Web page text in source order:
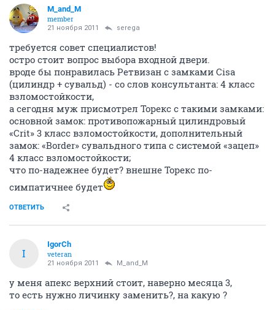
M_and_M
member
21 ноября 2011 serega
требуется совет специалистов!
остро стоит вопрос выбора входной двери.
вроде бы понравилась Ретвизан с замками Cisa
(цилиндр + сувальд) - со слов консультанта: 4 класс
взломостойкости,
а сегодня муж присмотрел Торекс с такими замками:
основной замок: противопожарный цилиндровый
«Crit» 3 класс взломостойкости, дополнительный
замок: «Border» сувальдного типа с системой «зацеп»
4 класс взломостойкости;
что по-надежнее будет? внешне Торекс по-
симпатичнее будет
ОТВЕТИТЬ
I
IgorCh
veteran
21 ноября 2011 M_and_M
у меня апекс верхний стоит, наверно месяца 3,
то есть нужно личинку заменить?, на какую ?